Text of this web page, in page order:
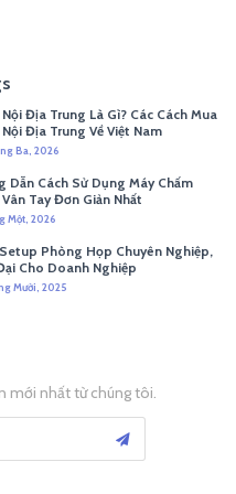
Địa Trung Là Gì? Các Cách Mua
Địa Trung Về Việt Nam
Ba, 2026
Dẫn Cách Sử Dụng Máy Chấm
Tay Đơn Giản Nhất
Một, 2026
Phòng Họp Chuyên Nghiệp,
Cho Doanh Nghiệp
Mười, 2025
mới nhất từ chúng tôi.